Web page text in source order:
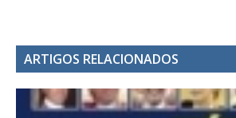
ARTIGOS RELACIONADOS